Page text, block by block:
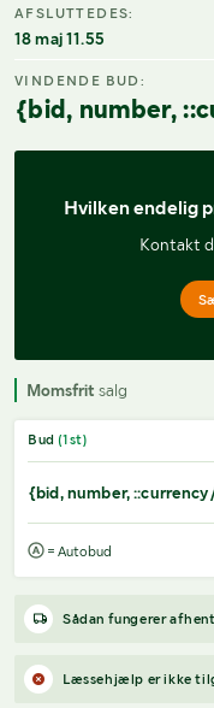
AFSLUTTEDES:
18 maj 11.55
VINDENDE BUD:
{bid, number,
Hvilken endelig
Kontakt
Momsfrit salg
Bud (1st)
{bid, number,
= Autobud
Sådan fungerer
Varen forbliver hos
varen. Når betalingen
Læssehjælp er ikke